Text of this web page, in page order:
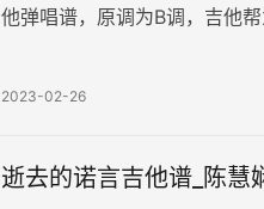
他弹唱谱，原调为B调，吉他
2023-02-26
逝去的诺言吉他谱_陈慧